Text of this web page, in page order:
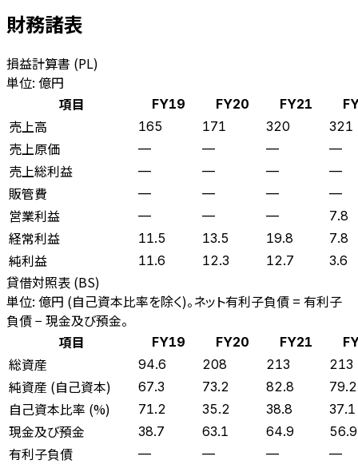
財務諸表
損益計算書 (PL)
単位: 億円
項目
FY19 FY20 FY21
売上高 165 171 320 321
売上原価 — — — —
売上総利益 — — — —
販管費 — — — —
営業利益 — — — 7.8
経常利益 11.5 13.5 19.8 7.8
純利益 11.6 12.3 12.7 3.6
貸借対照表 (BS)
単位: 億円 (自己資本比率を除く)。ネット有利子負債 = 有利子
負債 − 現金及び預金。
項目
FY19 FY20 FY21
総資産 94.6 208 213 213
純資産 (自己資本) 67.3 73.2 82.8 79.2
自己資本比率 (%) 71.2 35.2 38.8 37.1
現金及び預金 38.7 63.1 64.9 56.9
有利子負債 — — — —